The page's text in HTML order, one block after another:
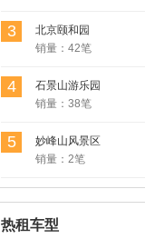
3
北京颐和园
销量：42笔
4
石景山游乐园
销量：38笔
5
妙峰山风景区
销量：2笔
热租车型